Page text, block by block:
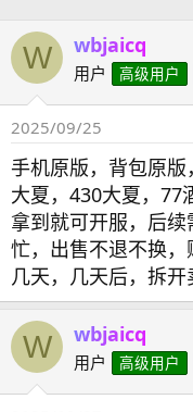
W wbjaicq
用户 高级用户
2025/09/25
手机原版，背包原版
大夏，430大夏，77
拿到就可开服，后
忙，出售不退不换
几天，几天后，拆开
W wbjaicq
用户 高级用户